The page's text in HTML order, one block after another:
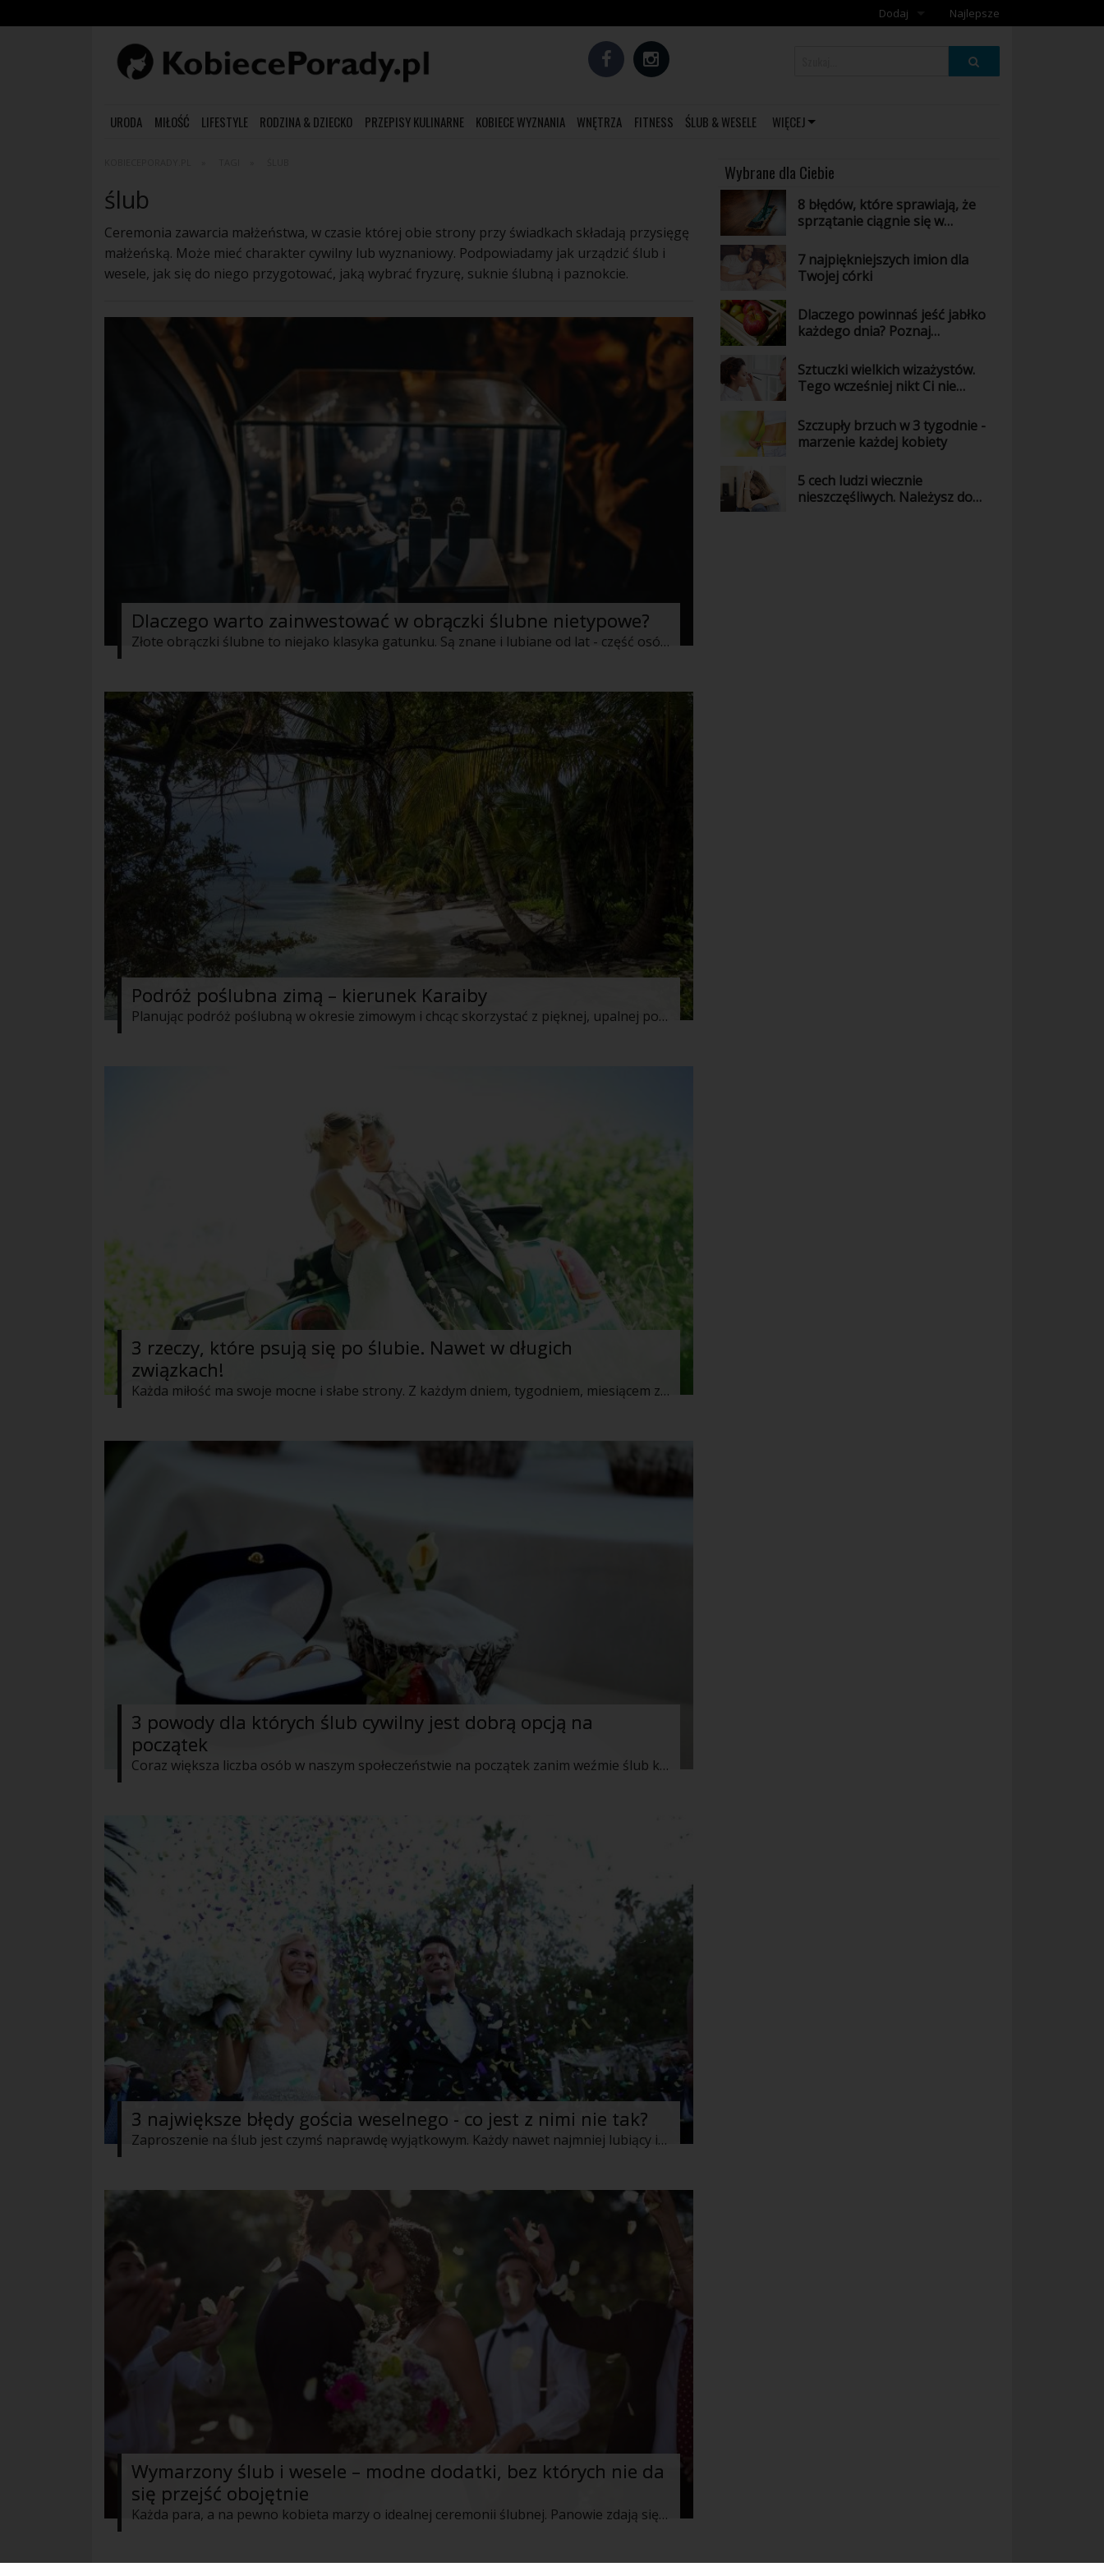
Dodaj
Najlepsze
URODA MIŁOŚĆ LIFESTYLE RODZINA & DZIECKO PRZEPISY KULINARNE KOBIECE WYZNANIA WNĘTRZA FITNESS ŚLUB & WESELE WIĘCEJ
ślub
Ceremonia zawarcia małżeństwa, w czasie której obie strony przy świadkach składają przysięgę
małżeńską. Może mieć charakter cywilny lub wyznaniowy. Podpowiadamy jak urządzić ślub i
wesele, jak się do niego przygotować, jaką wybrać fryzurę, suknie ślubną i paznokcie.
Dlaczego warto zainwestować w obrączki ślubne nietypowe?
Złote obrączki ślubne to niejako klasyka gatunku. Są znane i lubiane od lat - część osób wybiera jednak ślubne obrączki z białego złota. Dla niektórych są one właśnie bardziej eleganckie i wyróżniające się, podobnie jak modele z różowego złota czy ozdabiane kamieniami szlachetnymi. Warto poświęcić odpowiednio dużo czasu na research oraz wybór takich obrączek, które nie tylko będą umownym symbolem Waszej miłości, ale pozwolą też na przedstawienie Waszego indywidualnego charakteru.
Podróż poślubna zimą – kierunek Karaiby
Planując podróż poślubną w okresie zimowym i chcąc skorzystać z pięknej, upalnej pogody, musicie rozważyć dalszą podróż. Gdy na naszym kontynencie temperatura nie przekracza kilkunastu stopni, w odległych krańcach świata potrafi być naprawdę gorąco. Jednym z najbardziej popularnych kierunków w tym okresie, szczególnie na podróże poślubne, są Karaiby, a dokładnie Jamajka, Dominikana i Kuba. Dlaczego?
3 rzeczy, które psują się po ślubie. Nawet w długich
związkach!
Każda miłość ma swoje mocne i słabe strony. Z każdym dniem, tygodniem, miesiącem zamienia się ona w coraz to silniejszą czy też słabszą. Zazwyczaj zmiana ta następuję od razu po zwarciu związku małżeńskiego. Jakie rzeczy zazwyczaj psują się po ślubie? Oto 3 z nich.
3 powody dla których ślub cywilny jest dobrą opcją na
początek
Coraz większa liczba osób w naszym społeczeństwie na początek zanim weźmie ślub kościelny decyduje się na ślub cywilny. Co o tym sądzisz? Czy ślub cywilny to dobry pomysł na początek? Poniżej najdziesz kilka plusów, które uświadomią Ci, że ślub cywilny to bardzo dobre rozwiązanie przynajmniej dla niektórych.
3 największe błędy gościa weselnego - co jest z nimi nie tak?
Zaproszenie na ślub jest czymś naprawdę wyjątkowym. Każdy nawet najmniej lubiący imprezy człowiek ucieszy się z zaproszenia szczególnie od bliskiej mu osoby. Niestety bardzo często podczas uroczystości bardzo wielu gości popełnia błędy, których nie chcieliby Państwo młodzi. Jakie są największe i najczęściej popełniane błędy przez gości weselnych? Oto 3 z nich.
Wymarzony ślub i wesele – modne dodatki, bez których nie da
się przejść obojętnie
Każda para, a na pewno kobieta marzy o idealnej ceremonii ślubnej. Panowie zdają się w większości przypadków na zdanie swoich partnerek. Jednak dobrze dobrana para znajdzie złoty środek, aby ich ślub był magiczny i niezapomniany. Dostępne obecnie dodatki sprawią, że ta chwila będzie jeszcze piękniejsza zarówno dla przyszłych małżonków, jak i zaproszonych gości. Co zatem pomoże stworzyć wyjątkowy klimat zaślubin?
Wybrane dla Ciebie
8 błędów, które sprawiają, że
sprzątanie ciągnie się w
7 najpiękniejszych imion dla
Twojej córki
Dlaczego powinnaś jeść jabłko
każdego dnia? Poznaj
owocu
Sztuczki wielkich wizażystów.
Tego wcześniej nikt Ci nie
Szczupły brzuch w 3 tygodnie -
marzenie każdej kobiety
5 cech ludzi wiecznie
nieszczęśliwych. Należysz do